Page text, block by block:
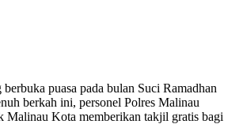
puasa pada bulan Suci Ramadhan
berkah ini, personel Polres Malinau
Malinau Kota memberikan takjil gratis bagi